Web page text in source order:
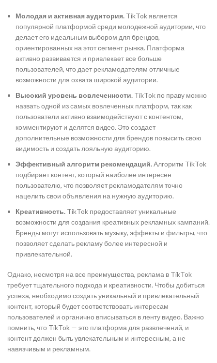
Молодая и активная аудитория. TikTok является
популярной платформой среди молодежной аудитории, что
делает его идеальным выбором для брендов,
ориентированных на этот сегмент рынка. Платформа
активно развивается и привлекает все больше
пользователей, что дает рекламодателям отличные
возможности для охвата широкой аудитории.
Высокий уровень вовлеченности. TikTok по праву можно
назвать одной из самых вовлеченных платформ, так как
пользователи активно взаимодействуют с контентом,
комментируют и делятся видео. Это создает
дополнительные возможности для брендов повысить свою
видимость и создать лояльную аудиторию.
Эффективный алгоритм рекомендаций.Алгоритм TikTok
подбирает контент, который наиболее интересен
пользователю, что позволяет рекламодателям точно
нацелить свои объявления на нужную аудиторию.
Креативность. TikTok предоставляет уникальные
возможности для создания креативных рекламных кампаний.
Бренды могут использовать музыку, эффекты и фильтры, что
позволяет сделать рекламу более интересной и
привлекательной.
Однако, несмотря на все преимущества, реклама в TikTok
требует тщательного подхода и креативности. Чтобы добиться
успеха, необходимо создать уникальный и привлекательный
контент, который будет соответствовать интересам
пользователей и органично вписываться в ленту видео. Важно
помнить, что TikTok — это платформа для развлечений, и
контент должен быть увлекательным и интересным, а не
навязчивым и рекламным.